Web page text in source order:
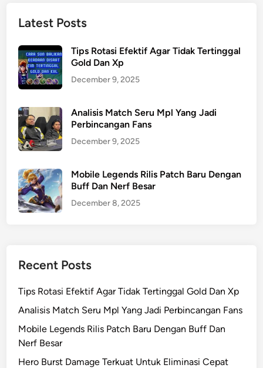
Latest Posts
Tips Rotasi Efektif Agar Tidak Tertinggal
Gold Dan Xp
December 9, 2025
Analisis Match Seru Mpl Yang Jadi
Perbincangan Fans
December 9, 2025
Mobile Legends Rilis Patch Baru Dengan
Buff Dan Nerf Besar
December 8, 2025
Recent Posts
Tips Rotasi Efektif Agar Tidak Tertinggal Gold Dan Xp
Analisis Match Seru Mpl Yang Jadi Perbincangan Fans
Mobile Legends Rilis Patch Baru Dengan Buff Dan
Nerf Besar
Hero Burst Damage Terkuat Untuk Eliminasi Cepat